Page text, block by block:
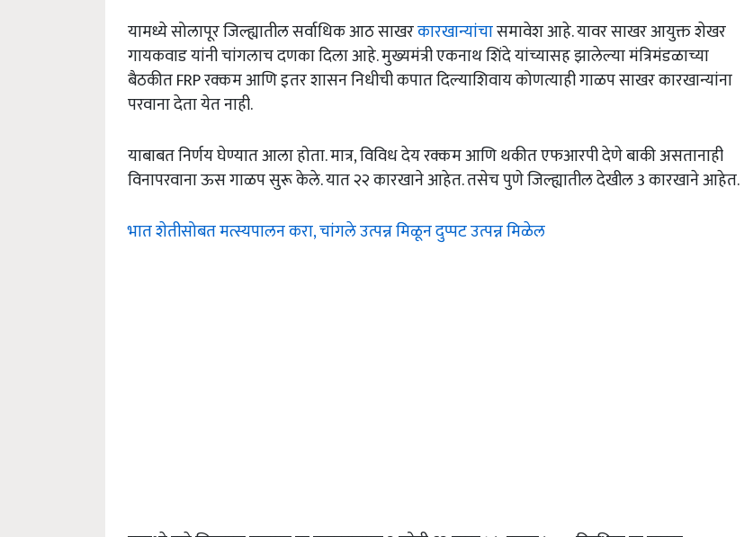
यामध्ये सोलापूर जिल्ह्यातील सर्वाधिक आठ साखरकारखान्यांचासमावेश आहे. यावर साखर आयुक्त शेखर
गायकवाड यांनी चांगलाच दणका दिला आहे. मुख्यमंत्री एकनाथ शिंदे यांच्यासह झालेल्या मंत्रिमंडळाच्या
बैठकीत FRP रक्कम आणि इतर शासन निधीची कपात दिल्याशिवाय कोणत्याही गाळप साखर कारखान्यांना
परवाना देता येत नाही.
याबाबत निर्णय घेण्यात आला होता. मात्र, विविध देय रक्कम आणि थकीत एफआरपी देणे बाकी असतानाही
विनापरवाना ऊस गाळप सुरू केले. यात २२ कारखाने आहेत. तसेच पुणे जिल्ह्यातील देखील 3 कारखाने आहेत.
भात शेतीसोबत मत्स्यपालन करा, चांगले उत्पन्न मिळून दुप्पट उत्पन्न मिळेल